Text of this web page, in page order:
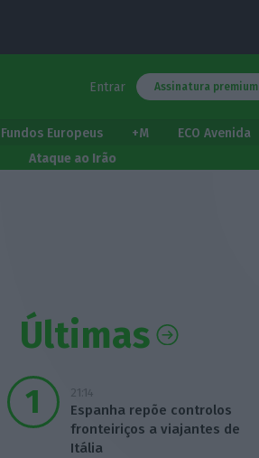
Entrar Assinatura premium
Fundos Europeus +M
ECO Avenida
Ataque ao Irão
Últimas
21:14
Espanha repõe controlos
fronteiriços a viajantes de
Itália